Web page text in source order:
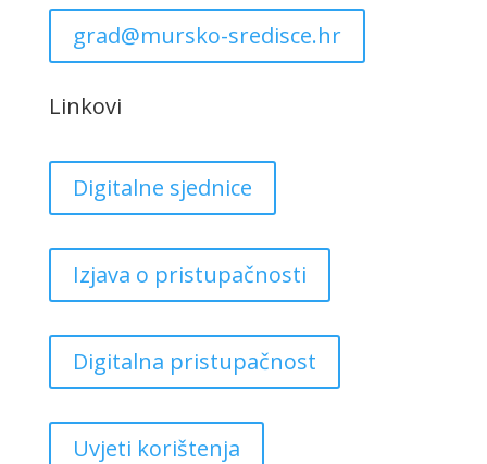
grad@mursko-sredisce.hr
Linkovi
Digitalne sjednice
Izjava o pristupačnosti
Digitalna pristupačnost
Uvjeti korištenja